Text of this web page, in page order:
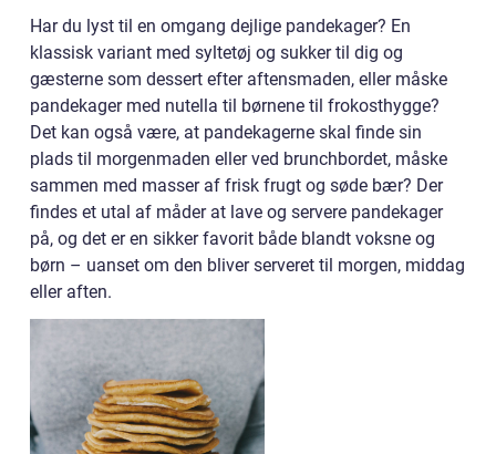
Har du lyst til en omgang dejlige pandekager? En
klassisk variant med syltetøj og sukker til dig og
gæsterne som dessert efter aftensmaden, eller måske
pandekager med nutella til børnene til frokosthygge?
Det kan også være, at pandekagerne skal finde sin
plads til morgenmaden eller ved brunchbordet, måske
sammen med masser af frisk frugt og søde bær? Der
findes et utal af måder at lave og servere pandekager
på, og det er en sikker favorit både blandt voksne og
børn – uanset om den bliver serveret til morgen, middag
eller aften.